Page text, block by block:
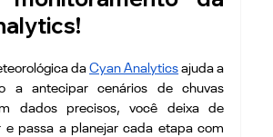
da Cyan Analytics ajuda a
a antecipar cenários de chuvas
dados precisos, você deixa de
e passa a planejar cada etapa com